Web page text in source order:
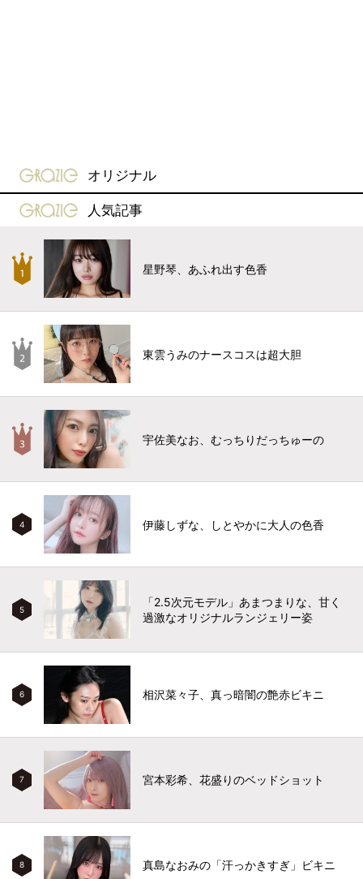
gravure-grazie
オリジナル
gravure-grazie
人気記事
星野琴、あふれ出す色香
東雲うみのナースコスは超大胆
宇佐美なお、むっちりだっちゅーの
4 伊藤しずな、しとやかに大人の色香
5
「2.5次元モデル」あまつまりな、甘く
過激なオリジナルランジェリー姿
6 相沢菜々子、真っ暗闇の艶赤ビキニ
7 宮本彩希、花盛りのベッドショット
8 真島なおみの「汗っかきすぎ」ビキニ